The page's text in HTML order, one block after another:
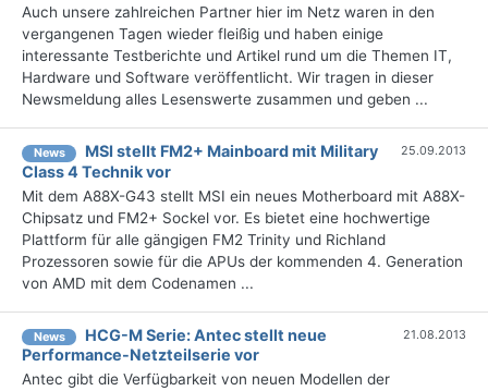
Auch unsere zahlreichen Partner hier im Netz waren in den
vergangenen Tagen wieder fleißig und haben einige
interessante Testberichte und Artikel rund um die Themen IT,
Hardware und Software veröffentlicht. Wir tragen in dieser
Newsmeldung alles Lesenswerte zusammen und geben ...
News
MSI stellt FM2+ Mainboard mit Military
Class 4 Technik vor
25.09.2013
Mit dem A88X-G43 stellt MSI ein neues Motherboard mit A88X-
Chipsatz und FM2+ Sockel vor. Es bietet eine hochwertige
Plattform für alle gängigen FM2 Trinity und Richland
Prozessoren sowie für die APUs der kommenden 4. Generation
von AMD mit dem Codenamen ...
News
HCG-M Serie: Antec stellt neue
Performance-Netzteilserie vor
21.08.2013
Antec gibt die Verfügbarkeit von neuen Modellen der